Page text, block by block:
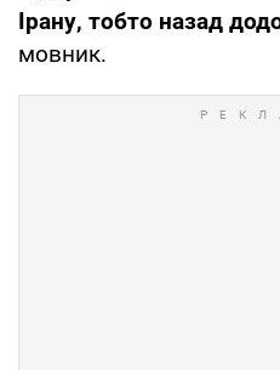
Ірану, тобто назад
мовник.